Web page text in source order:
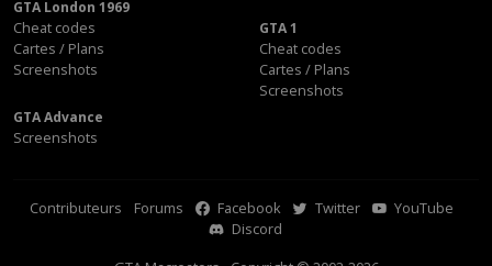
GTA London 1969
Cheat codes
Cartes / Plans
Screenshots
GTA 1
Cheat codes
Cartes / Plans
Screenshots
GTA Advance
Screenshots
Contributeurs Forums Facebook Twitter
YouTube
Discord